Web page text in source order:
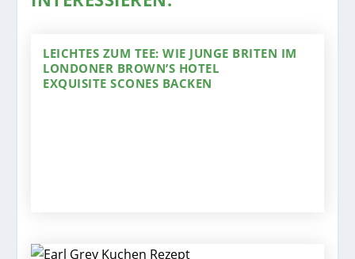
LEICHTES ZUM TEE: WIE JUNGE BRITEN IM
LONDONER BROWN’S HOTEL
EXQUISITE SCONES BACKEN